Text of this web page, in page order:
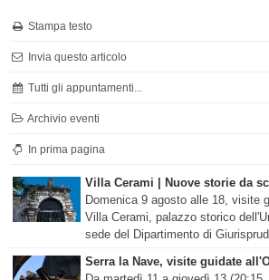
Stampa testo
Invia questo articolo
Tutti gli appuntamenti...
Archivio eventi
In prima pagina
Villa Cerami | Nuove storie da
Domenica 9 agosto alle 18, visite
Villa Cerami, palazzo storico
sede del Dipartimento di
Serra la Nave, visite guidate